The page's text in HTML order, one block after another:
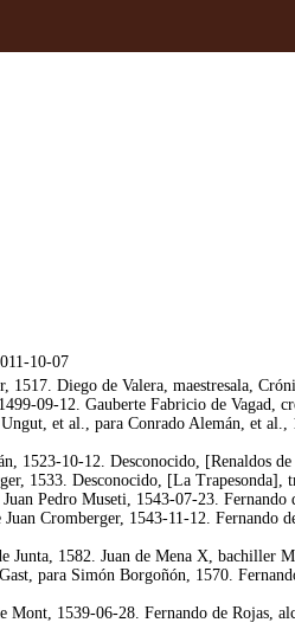
10-07
Diego de Valera, maestresala,
09-12. Gauberte Fabricio de Vagad,
et al., para Conrado Alemán, et
1523-10-12. Desconocido, [Renaldos
1533. Desconocido, [La Trapesonda],
Pedro Museti, 1543-07-23.
Cromberger, 1543-11-12.
Junta, 1582. Juan de Mena X, bachiller
para Simón Borgoñón, 1570.
1539-06-28. Fernando de Rojas,